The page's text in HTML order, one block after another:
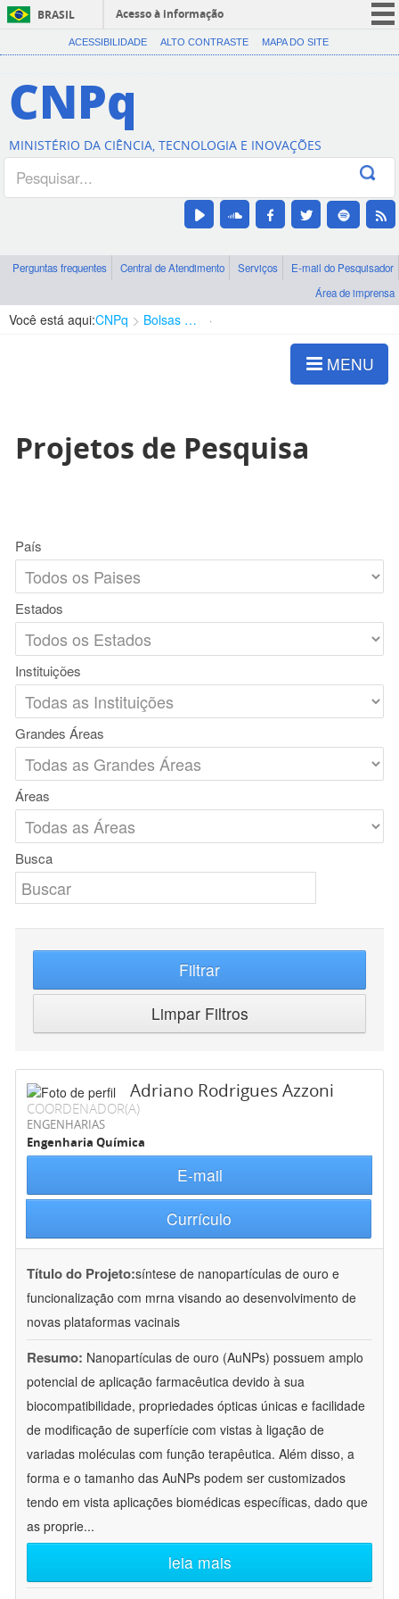
BRASIL
Acesso à informação
CORONAVÍRUS (COVID-19)
Canais
ACESSIBILIDADE ALTO CONTRASTE MAPA DO SITE
CNPq
MINISTÉRIO DA CIÊNCIA, TECNOLOGIA E INOVAÇÕES
Perguntas frequentes Central de Atendimento Serviços
E-mail do Pesquisador
Área de imprensa
Você está aqui:CNPq Bolsas e Auxílios Vigentes
MENU
Projetos de Pesquisa
País
Estados
Instituições
Grandes Áreas
Áreas
Busca
Filtrar
Limpar Filtros
Adriano Rodrigues Azzoni
COORDENADOR(A)
ENGENHARIAS
Engenharia Química
E-mail
Currículo
Título do Projeto:síntese de nanopartículas de ouro e
funcionalização com mrna visando ao desenvolvimento de
novas plataformas vacinais
Resumo: Nanopartículas de ouro (AuNPs) possuem amplo
potencial de aplicação farmacêutica devido à sua
biocompatibilidade, propriedades ópticas únicas e facilidade
de modificação de superfície com vistas à ligação de
variadas moléculas com função terapêutica. Além disso, a
forma e o tamanho das AuNPs podem ser customizados
tendo em vista aplicações biomédicas específicas, dado que
as proprie...
leia mais